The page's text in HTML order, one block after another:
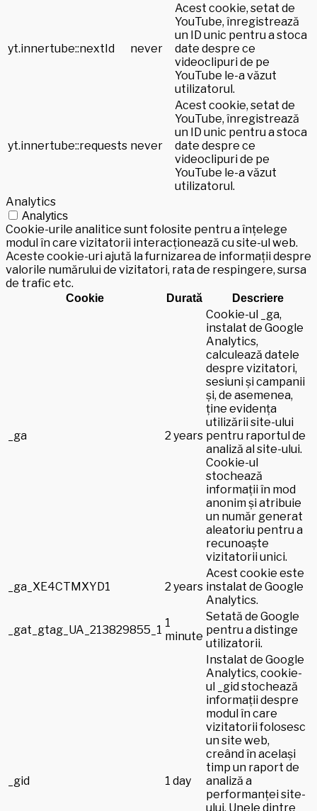
yt.innertube::nextId never
Acest cookie, setat de
YouTube, înregistrează
un ID unic pentru a stoca
date despre ce
videoclipuri de pe
YouTube le-a văzut
utilizatorul.
yt.innertube::requests never
Acest cookie, setat de
YouTube, înregistrează
un ID unic pentru a stoca
date despre ce
videoclipuri de pe
YouTube le-a văzut
utilizatorul.
Analytics
Analytics
Cookie-urile analitice sunt folosite pentru a înțelege
modul în care vizitatorii interacționează cu site-ul web.
Aceste cookie-uri ajută la furnizarea de informații despre
valorile numărului de vizitatori, rata de respingere, sursa
de trafic etc.
Cookie Durată Descriere
_ga 2 years
Cookie-ul _ga,
instalat de Google
Analytics,
calculează datele
despre vizitatori,
sesiuni și campanii
și, de asemenea,
ține evidența
utilizării site-ului
pentru raportul de
analiză al site-ului.
Cookie-ul
stochează
informații în mod
anonim și atribuie
un număr generat
aleatoriu pentru a
recunoaște
vizitatorii unici.
_ga_XE4CTMXYD1 2 years
Acest cookie este
instalat de Google
Analytics.
_gat_gtag_UA_213829855_1
1
minute
Setată de Google
pentru a distinge
utilizatorii.
_gid 1 day
Instalat de Google
Analytics, cookie-
ul _gid stochează
informații despre
modul în care
vizitatorii folosesc
un site web,
creând în același
timp un raport de
analiză a
performanței site-
ului. Unele dintre